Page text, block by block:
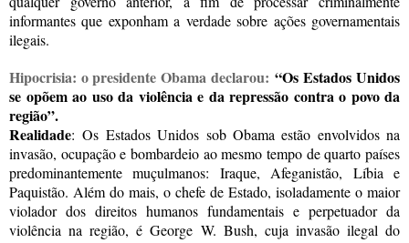
informantes que exponham a verdade sobre ações governamentais
ilegais.
Hipocrisia: o presidente Obama declarou: “OsEstados Unidos
se opõem ao uso da violência e da repressão contra o povo da
região”.
Realidade: Os Estados Unidos sob Obama estão envolvidos na
invasão, ocupação e bombardeio ao mesmo tempo de quarto países
predominantemente muçulmanos: Iraque, Afeganistão, Líbia e
Paquistão. Além do mais, o chefe de Estado, isoladamente o maior
violador dos direitos humanos fundamentais e perpetuador da
violência na região, é George W. Bush, cuja invasão ilegal do